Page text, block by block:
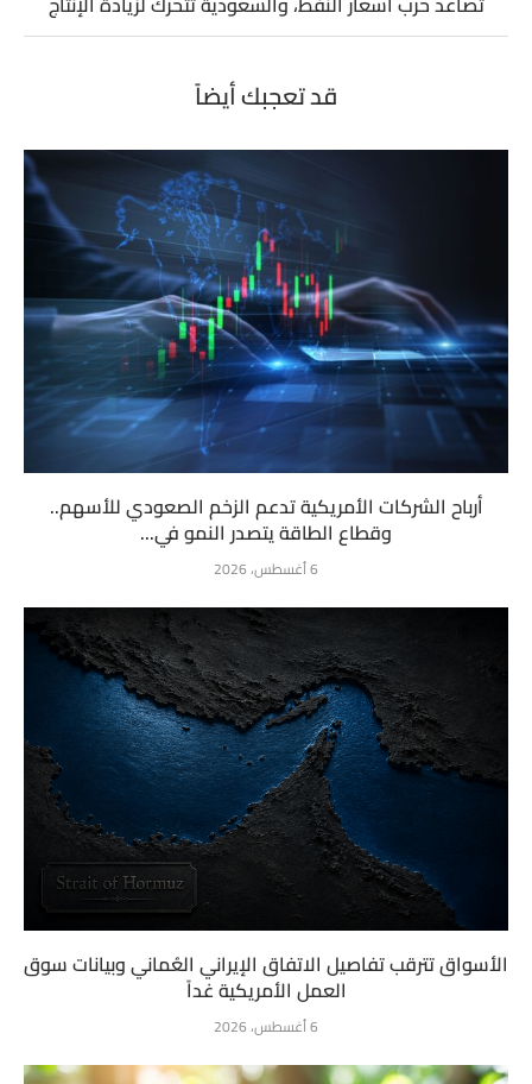
قد تعجبك أيضاً
أرباح الشركات الأمريكية تدعم الزخم الصعودي للأسهم..
وقطاع الطاقة يتصدر النمو في...
6 أغسطس، 2026
الأسواق تترقب تفاصيل الاتفاق الإيراني العُماني وبيانات سوق
العمل الأمريكية غداً
6 أغسطس، 2026